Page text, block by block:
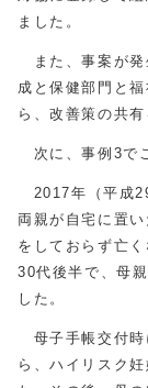
ました。
また、事案が発
成と保健部門と
ら、改善策の共
次に、事例3で
2017年（平成
両親が自宅に置
をしておらず亡
30代後半で、母
した。
母子手帳交付時
ら、ハイリスク